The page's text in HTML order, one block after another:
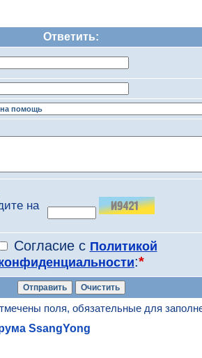
Ответить:
на
Согласие с Политикой
:*
поля, обязательные для
SsangYong